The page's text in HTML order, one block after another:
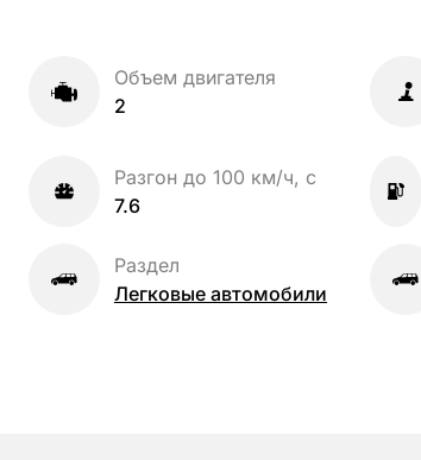
Объем двигателя
2
Разгон до 100 км/ч, с
7.6
Раздел
Легковые автомобили